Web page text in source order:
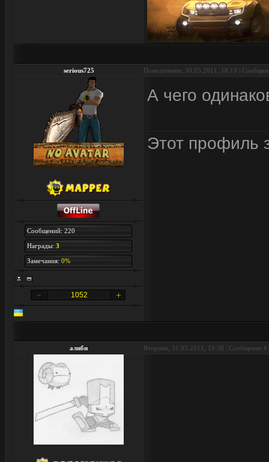
serious725 Понедельник, 30.05.2011, 18:19 |
Сообщений: 220
Награды: 3
Замечания: 0%
1052
А чего
Этот профиль
алиби Вторник, 31.05.2011, 19:38 | Сообщение #